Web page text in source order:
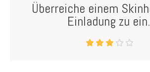
Überreiche einem
Einladung zu